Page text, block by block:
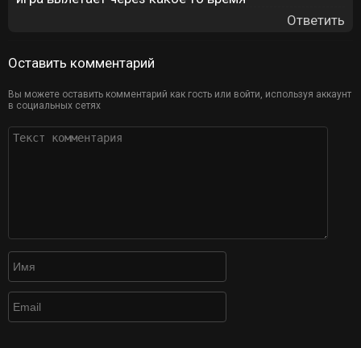
Ответить
Оставить комментарий
Вы можете оставить комментарий как гость или войти, используя аккаунт
в социальных сетях